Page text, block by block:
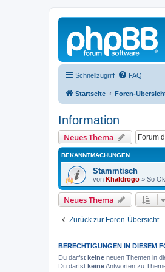
Schnellzugriff FAQ
Startseite Foren-
Information
Neues Thema
BEKANNTMACHUNGEN
Stammtisch
von Khaldrogo » So
Neues Thema
Zurück zur Foren-Übersicht
BERECHTIGUNGEN IN DIESEM
Du darfst keine neuen Themen in
Du darfst keineAntworten zu